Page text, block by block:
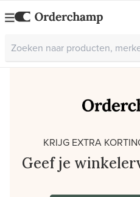
KRIJG EXTRA
Geef je